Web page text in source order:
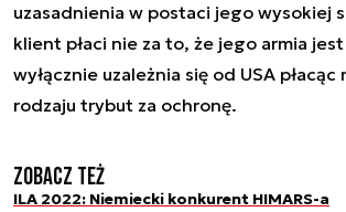
uzasadnienia w postaci jego wysokiej
klient płaci nie za to, że jego armia
wyłącznie uzależnia się od USA płacąc
rodzaju trybut za ochronę.
Zobacz też
ILA 2022: Niemiecki konkurent HIMARS-a